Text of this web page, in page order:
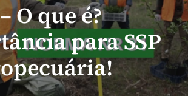
O que é?
para SSP